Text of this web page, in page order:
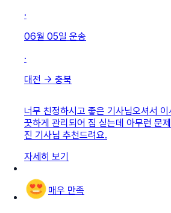
·
06월 05일 운송
·
대전 → 충북
너무 친정하시고 좋은 기사님오셔서
끗하게 관리되어 짐 싣는데 아무런 문
진 기사님 추천드려요.
자세히 보기
매우 만족